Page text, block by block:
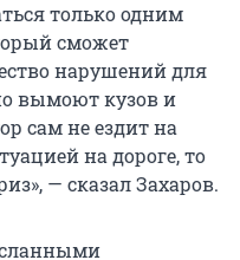
только одним
сможет
нарушений для
вымоют кузов и
сам не ездит на
на дороге, то
— сказал Захаров.